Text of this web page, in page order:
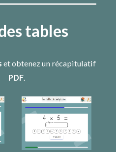
tables
et obtenez un récapitulatif
PDF.